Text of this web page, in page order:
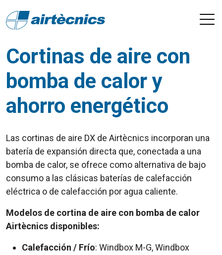
Cortinas de aire con
bomba de calor y
ahorro energético
Las cortinas de aire DX de Airtècnics incorporan una
batería de expansión directa que, conectada a una
bomba de calor, se ofrece como alternativa de bajo
consumo a las clásicas baterías de calefacción
eléctrica o de calefacción por agua caliente.
Modelos de cortina de aire con bomba de calor
Airtècnics disponibles:
Calefacción / Frío: Windbox M-G, Windbox